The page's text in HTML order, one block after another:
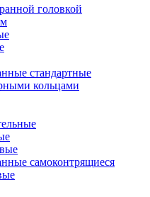
головкой
стандартные
кольцами
самоконтрящиеся